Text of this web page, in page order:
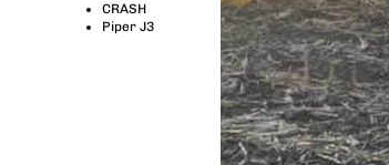
CRASH
Piper J3